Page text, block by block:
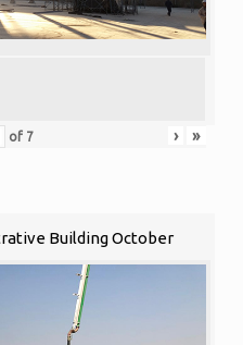
of 7 › »
Building October